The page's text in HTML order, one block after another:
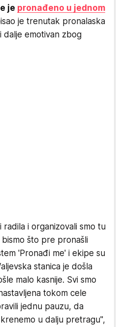
je pronađeno u jednom
je trenutak pronalaska
dalje emotivan zbog
i organizovali smo tu
što pre pronašli
'Pronađi me' i ekipe su
stanica je došla
malo kasnije. Svi smo
tokom cele
jednu pauzu, da
u dalju pretragu",